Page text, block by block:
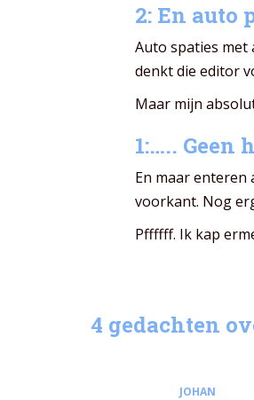
2: En auto
Auto spaties met
denkt die editor
Maar mijn
1:….. Geen
En maar enteren
voorkant. Nog
Pffffff. Ik kap
4 gedachten
JOHAN